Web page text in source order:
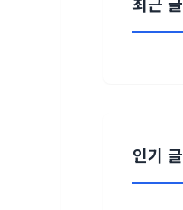
인기 글